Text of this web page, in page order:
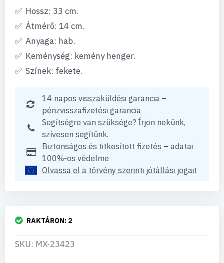
Hossz: 33 cm.
Átmérő: 14 cm.
Anyaga: hab.
Keménység: kemény henger.
Színek: fekete.
14 napos visszaküldési garancia –
pénzvisszafizetési garancia
Segítségre van szüksége? Írjon nekünk,
szívesen segítünk.
Biztonságos és titkosított fizetés – adatai
100%-os védelme
Olvassa el a törvény szerinti jótállási jogait
RAKTÁRON: 2
SKU: MX-23423